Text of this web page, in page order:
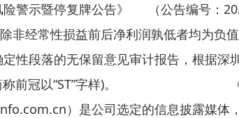
险警示暨停复牌公告》 （公告编号：
损益前后净利润孰低者均为负值，
性段落的无保留意见审计报告，根据深
(股票简称前冠以“ST”字样)。 《
公司选定的信息披露媒体，公